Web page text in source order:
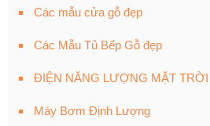
Các mẫu cửa gỗ đẹp
Các Mẫu Tủ Bếp Gỗ đẹp
ĐIỆN NĂNG LƯỢNG MẶT TRỜI
Máy Bơm Định Lượng